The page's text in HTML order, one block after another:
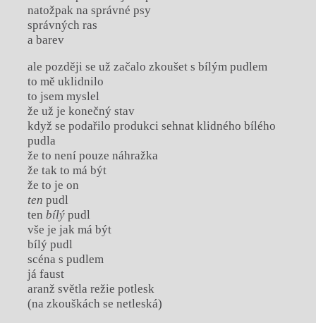
natožpak na správné psy
správných ras
a barev
ale později se už začalo zkoušet s bílým pudlem
to mě uklidnilo
to jsem myslel
že už je konečný stav
když se podařilo produkci sehnat klidného bílého
pudla
že to není pouze náhražka
že tak to má být
že to je on
ten pudl
ten bílý pudl
vše je jak má být
bílý pudl
scéna s pudlem
já faust
aranž světla režie potlesk
(na zkouškách se netleská)